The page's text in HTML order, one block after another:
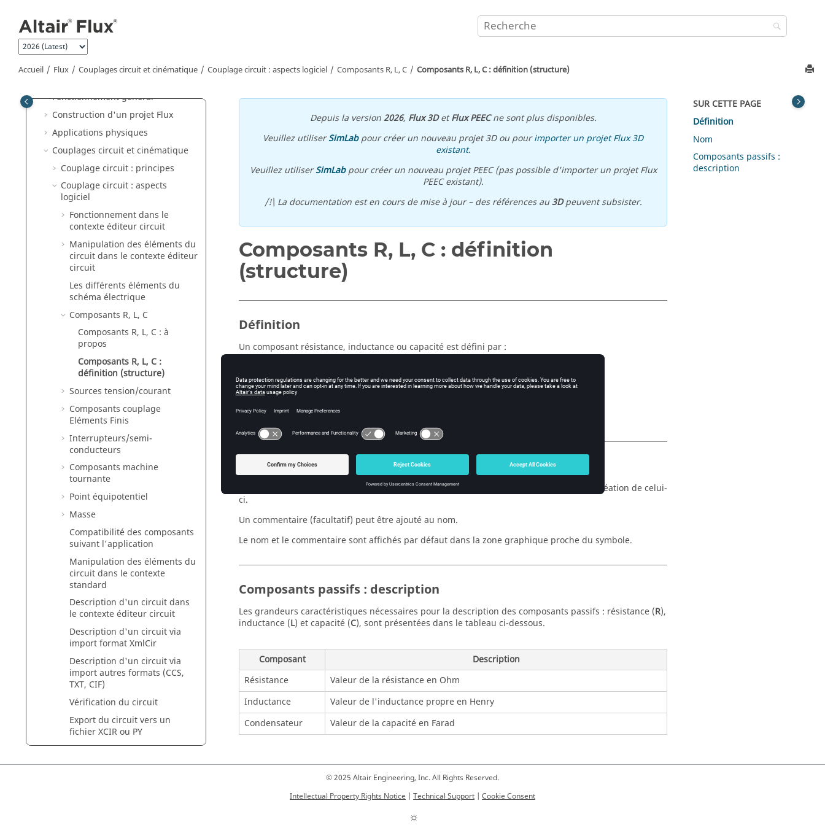
Accueil Flux Couplages circuit et cinématique Couplage circuit : aspects logiciel Composants R, L, C Composants R, L, C : définition (structure)
Documents "How to"
Vidéos Altair Flux
Fonctionnement général
Construction d'un projet Flux
Applications physiques
Couplages circuit et cinématique
Couplage circuit : principes
Couplage circuit : aspects
logiciel
Fonctionnement dans le
contexte éditeur circuit
Manipulation des éléments du
circuit dans le contexte éditeur
circuit
Les différents éléments du
schéma électrique
Composants R, L, C
Composants R, L, C : à
propos
Composants R, L, C :
définition (structure)
Sources tension/courant
Composants couplage
Eléments Finis
Interrupteurs/semi-
conducteurs
Composants machine
tournante
Point équipotentiel
Masse
Compatibilité des composants
suivant l'application
Manipulation des éléments du
circuit dans le contexte
standard
Description d'un circuit dans
le contexte éditeur circuit
Description d'un circuit via
import format XmlCir
Description d'un circuit via
import autres formats (CCS,
TXT, CIF)
Vérification du circuit
Export du circuit vers un
fichier XCIR ou PY
Destruction d'un circuit
Gestion des liens entre le
Depuis la version2026, Flux 3DetFlux PEECne sont plus disponibles.
Veuillez utiliserSimLabpour créer un nouveau projet 3D ou pourimporter un projet Flux 3D
existant.
Veuillez utiliserSimLabpour créer un nouveau projet PEEC (pas possible d'importer un projet Flux
PEEC existant).
/!\ La documentation est en cours de mise à jour – des références au3Dpeuvent subsister.
Composants R, L, C : définition
(structure)
Définition
Un composant résistance, inductance ou capacité est défini par :
un modèle
des caractéristiques spécifiques dépendant du modèle
deux bornes
Nom
Le nom permettant l'identification du composant est donné par l'utilisateur lors de la création de celui-
ci.
Un commentaire (facultatif) peut être ajouté au nom.
Le nom et le commentaire sont affichés par défaut dans la zone graphique proche du symbole.
Composants passifs : description
Les grandeurs caractéristiques nécessaires pour la description des composants passifs : résistance (R),
inductance (L) et capacité (C), sont présentées dans le tableau ci-dessous.
Composant
Description
Résistance
Valeur de la résistance en Ohm
Inductance
Valeur de l'inductance propre en Henry
Condensateur
Valeur de la capacité en Farad
SUR CETTE PAGE
Définition
Nom
Composants passifs :
description
© 2025 Altair Engineering, Inc. All Rights Reserved.
Intellectual Property Rights Notice | Technical Support | Cookie Consent
☼